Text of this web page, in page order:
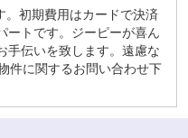
。初期費用はカードで決済
ートです。ジーピーが喜ん
手伝いを致します。遠慮な
件に関するお問い合わせ下